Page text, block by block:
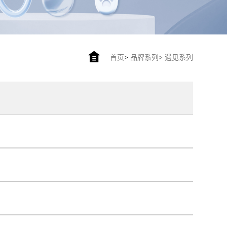
首页> 品牌系列 > 遇见系列